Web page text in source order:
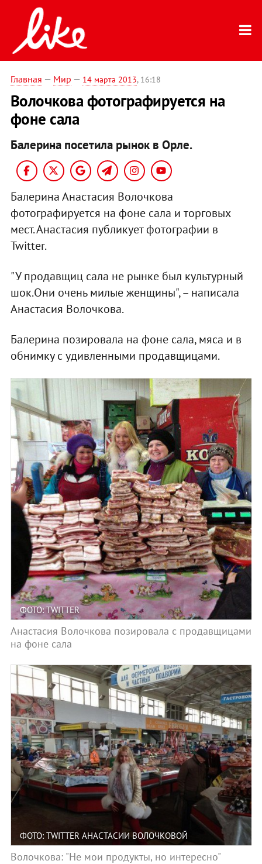
Главная — Мир — 14 марта 2013, 16:18
Волочкова фотографируется на
фоне сала
Балерина посетила рынок в Орле.
Балерина Анастасия Волочкова
фотографируется на фоне сала и торговых
мест. Анастасия публикует фотографии в
Twitter.
"У продавщиц сала не рынке был культурный
шок.Они очень милые женщины", – написала
Анастасия Волочкова.
Балерина позировала на фоне сала, мяса и в
обнимку с удивленными продавщицами.
ФОТО: TWITTER
Анастасия Волочкова позировала с продавщицами
на фоне сала
ФОТО: TWITTER АНАСТАСИИ ВОЛОЧКОВОЙ
Волочкова: "Не мои продукты, но интересно"